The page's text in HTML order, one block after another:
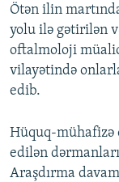
Ötən ilin
yolu ilə gətirilən
oftalmoloji
vilayətində
edib.
Hüquq-mühafizə
edilən
Araşdırma